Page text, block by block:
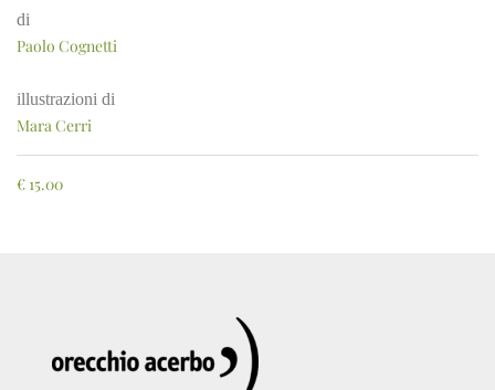
di
Paolo Cognetti
illustrazioni di
Mara Cerri
€ 15.00